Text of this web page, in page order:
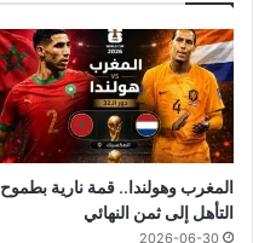
المغرب وهولندا.. قمة نارية بطموح
التأهل إلى ثمن النهائي
2026-06-30